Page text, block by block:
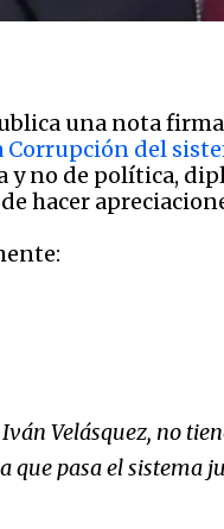
una nota
Corrupción del
y no de política,
de hacer
Velásquez, no
pasa el sistema